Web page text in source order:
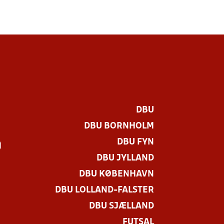
DBU
DBU BORNHOLM
DBU FYN
DBU JYLLAND
DBU KØBENHAVN
DBU LOLLAND-FALSTER
DBU SJÆLLAND